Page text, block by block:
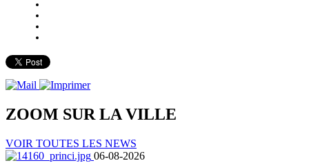
ZOOM SUR LAVILLE
VOIR TOUTES LES NEWS
06-08-2026